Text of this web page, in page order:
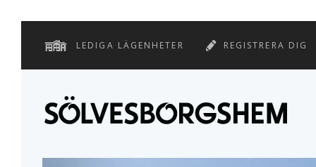
LEDIGA LÄGENHETER REGISTRERA DIG